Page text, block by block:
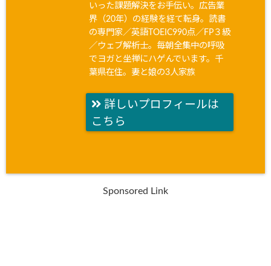
いった課題解決をお手伝い。広告業
界（20年）の経験を経て転身。読書
の専門家／英語TOEIC990点／FP３級
／ウェブ解析士。毎朝全集中の呼吸
でヨガと坐禅にハゲんでいます。千
葉県在住。妻と娘の3人家族
詳しいプロフィールは
こちら
Sponsored Link